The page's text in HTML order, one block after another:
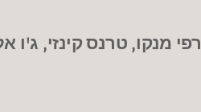
רפי מנקו, טרנס קינזי, ג'ו